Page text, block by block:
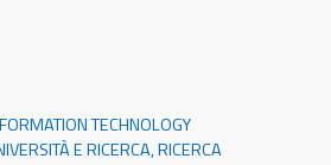
TECHNOLOGY
E RICERCA, RICERCA